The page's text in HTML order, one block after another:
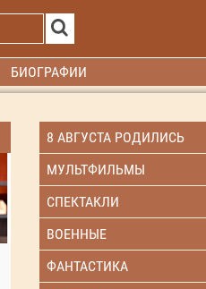
БИОГРАФИИ
8 АВГУСТА РОДИЛИСЬ
МУЛЬТФИЛЬМЫ
СПЕКТАКЛИ
ВОЕННЫЕ
ФАНТАСТИКА